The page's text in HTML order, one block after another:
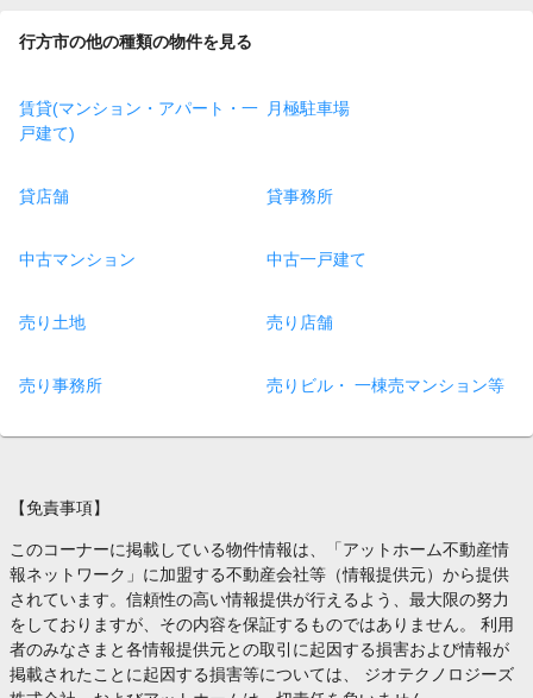
行方市の他の種類の物件を見る
賃貸(マンション・アパート・一
戸建て)
月極駐車場
貸店舗 貸事務所
中古マンション 中古一戸建て
売り土地 売り店舗
売り事務所 売りビル・ 一棟売マンション等
【免責事項】
このコーナーに掲載している物件情報は、「アットホーム不動産情
報ネットワーク」に加盟する不動産会社等（情報提供元）から提供
されています。信頼性の高い情報提供が行えるよう、最大限の努力
をしておりますが、その内容を保証するものではありません。 利用
者のみなさまと各情報提供元との取引に起因する損害および情報が
掲載されたことに起因する損害等については、 ジオテクノロジーズ